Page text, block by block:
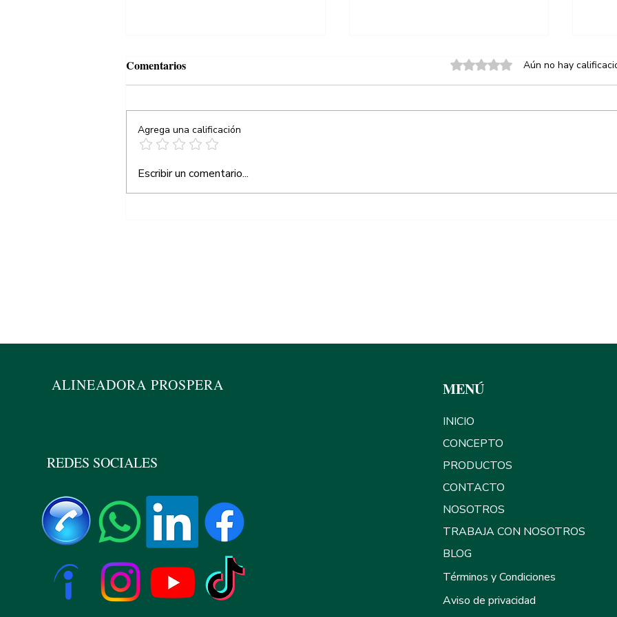
¡Ganamos!, otra vez
al fin?
Comentarios Obtuvo 0 de 5 estrellas.
Aún no hay
Agrega una calificación
Escribir un comentario...
ALINEADORA PROSPERA
REDES SOCIALES
MENÚ
INICIO
CONCEPTO
PRODUCTOS
CONTACTO
NOSOTROS
TRABAJA CON NOSOTROS
BLOG
Términos y Condiciones
Aviso de privacidad